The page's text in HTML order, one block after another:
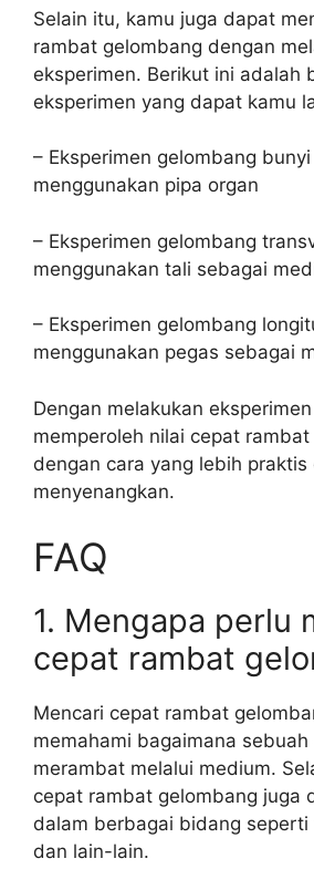
Selain itu, kamu juga dapat
rambat gelombang dengan
eksperimen. Berikut ini adalah
eksperimen yang dapat kamu
– Eksperimen gelombang
menggunakan pipa organ
– Eksperimen gelombang
menggunakan tali sebagai
– Eksperimen gelombang
menggunakan pegas sebagai
Dengan melakukan
memperoleh nilai cepat
dengan cara yang lebih praktis
menyenangkan.
FAQ
1. Mengapa perlu
cepat rambat
Mencari cepat rambat
memahami bagaimana
merambat melalui medium.
cepat rambat gelombang juga
dalam berbagai bidang seperti
dan lain-lain.